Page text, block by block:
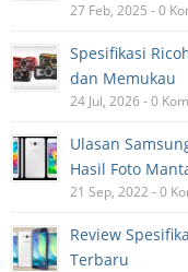
27 Feb, 2025 - 0
Spesifikasi
dan Memukau
24 Jul, 2026 - 0
Ulasan
Hasil Foto
21 Sep, 2022 - 0
Review
Terbaru